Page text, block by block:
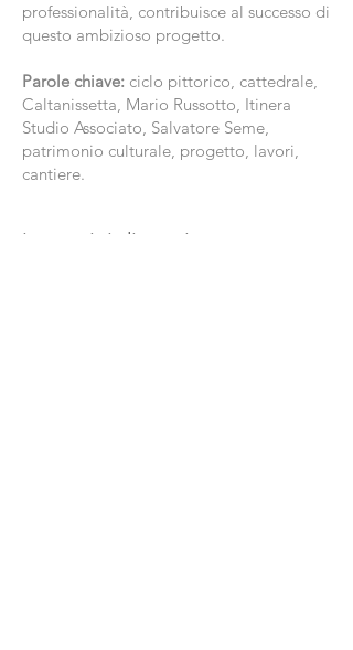
professionalità, contribuisce al successo di
questo ambizioso progetto.
Parole chiave: ciclo pittorico, cattedrale,
Caltanissetta, Mario Russotto, Itinera
Studio Associato, Salvatore Seme,
patrimonio culturale, progetto, lavori,
cantiere.
immagini di cantiere